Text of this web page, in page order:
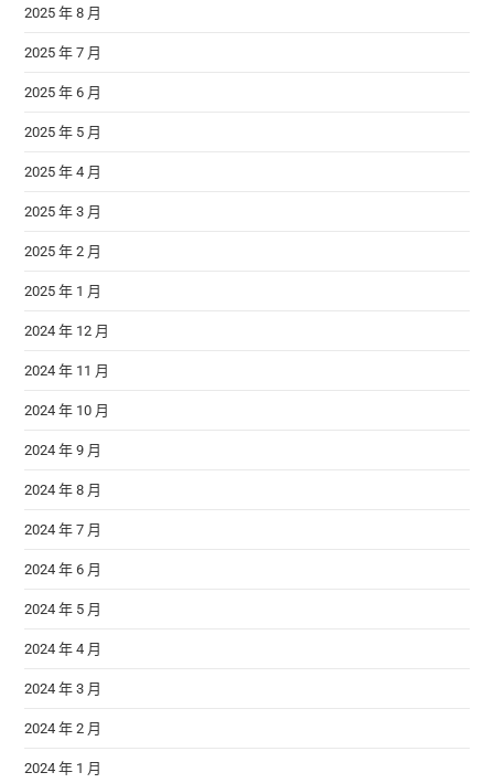
2025 年 8 月
2025 年 7 月
2025 年 6 月
2025 年 5 月
2025 年 4 月
2025 年 3 月
2025 年 2 月
2025 年 1 月
2024 年 12 月
2024 年 11 月
2024 年 10 月
2024 年 9 月
2024 年 8 月
2024 年 7 月
2024 年 6 月
2024 年 5 月
2024 年 4 月
2024 年 3 月
2024 年 2 月
2024 年 1 月